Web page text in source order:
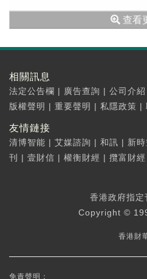
查看
相關訊息
法定公告欄 | 廣告查詢 | 公司介紹
版權聲明 | 重要聲明 | 私隱政策 |
友情鏈接
清博智能 | 艾媒諮詢 | 和訊 | 新
刊
| 壹財信 | 權衡財經 | 攬富財經
香港政府指
Copyright ©
香港財
免責聲明：